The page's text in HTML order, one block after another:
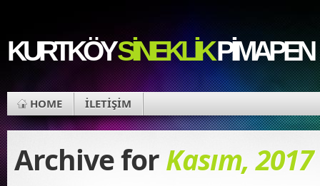
KURTKÖYSINEKLIKPIMAPEN
HOME İLETİŞİM
Archive forKasım, 2017